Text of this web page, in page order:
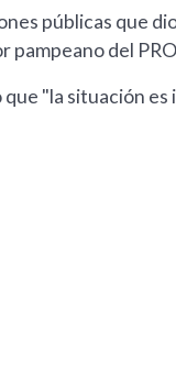
públicas que
del
"la situación es